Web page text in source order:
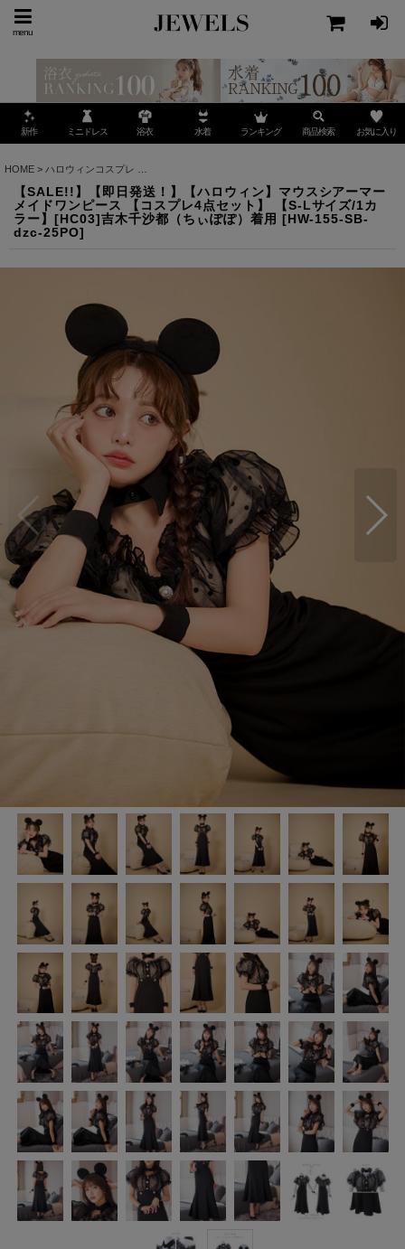
menu
新作 ミニドレス 浴衣 水着 ランキング 商品検索 お気に入り
HOME > ハロウィンコスプレ
【SALE!!】【即日発送！】【ハロウィン】マウスシアーマー
メイドワンピース 【コスプレ4点セット】 【S-Lサイズ/1カ
ラー】[HC03]吉木千沙都（ちぃぽぽ）着用 [HW-155-SB-
dzc-25PO]